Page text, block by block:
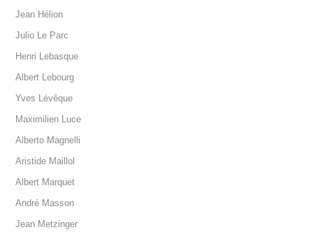
Jean Hélion
Julio Le Parc
Henri Lebasque
Albert Lebourg
Yves Lévêque
Maximilien Luce
Alberto Magnelli
Aristide Maillol
Albert Marquet
André Masson
Jean Metzinger